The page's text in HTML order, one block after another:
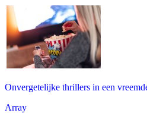
Onvergetelijke thrillers in een
Array